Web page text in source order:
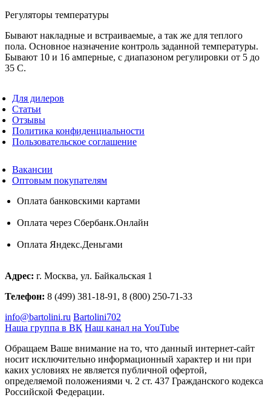
Регуляторы температуры
Бывают накладные и встраиваемые, а так же для теплого
пола. Основное назначение контроль заданной температуры.
Бывают 10 и 16 амперные, с диапазоном регулировки от 5 до
35 С.
Для дилеров
Статьи
Отзывы
Политика конфиденциальности
Пользовательское соглашение
Вакансии
Оптовым покупателям
Оплата банковскими картами
Оплата через Сбербанк.Онлайн
Оплата Яндекс.Деньгами
Адрес: г. Москва, ул. Байкальская 1
Телефон: 8 (499) 381-18-91, 8 (800) 250-71-33
info@bartolini.ru Bartolini702
Наша группа в ВК Наш канал на YouTube
Обращаем Ваше внимание на то, что данный интернет-сайт
носит исключительно информационный характер и ни при
каких условиях не является публичной офертой,
определяемой положениями ч. 2 ст. 437 Гражданского кодекса
Российской Федерации.